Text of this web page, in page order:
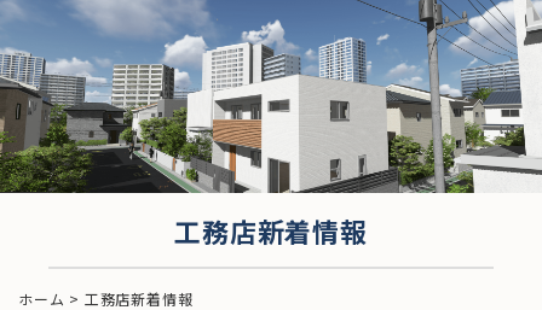
工務店新着情報
ホーム > 工務店新着情報